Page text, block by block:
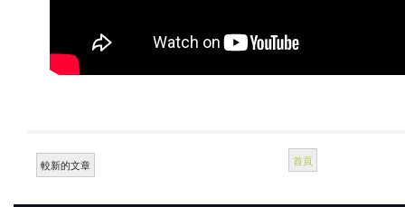
較新的文章 首頁